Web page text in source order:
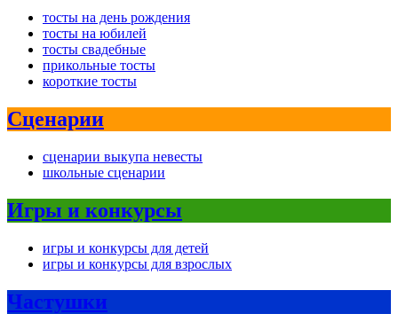
тосты на день рождения
тосты на юбилей
тосты свадебные
прикольные тосты
короткие тосты
Сценарии
сценарии выкупа невесты
школьные сценарии
Игры и конкурсы
игры и конкурсы для детей
игры и конкурсы для взрослых
Частушки